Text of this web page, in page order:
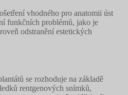
vhodného pro anatomii úst
funkčních problémů, jako je
odstranění estetických
se rozhoduje na základě
rentgenových snímků,